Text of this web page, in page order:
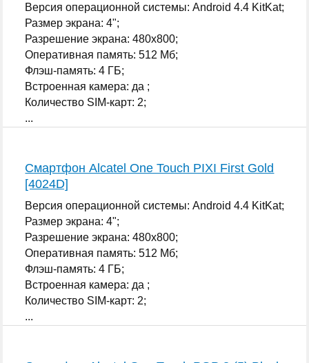
Версия операционной системы: Android 4.4 KitKat;
Размер экрана: 4";
Разрешение экрана: 480x800;
Оперативная память: 512 Мб;
Флэш-память: 4 ГБ;
Встроенная камера: да ;
Количество SIM-карт: 2;
...
Смартфон Alcatel One Touch PIXI First Gold
[4024D]
Версия операционной системы: Android 4.4 KitKat;
Размер экрана: 4";
Разрешение экрана: 480x800;
Оперативная память: 512 Мб;
Флэш-память: 4 ГБ;
Встроенная камера: да ;
Количество SIM-карт: 2;
...